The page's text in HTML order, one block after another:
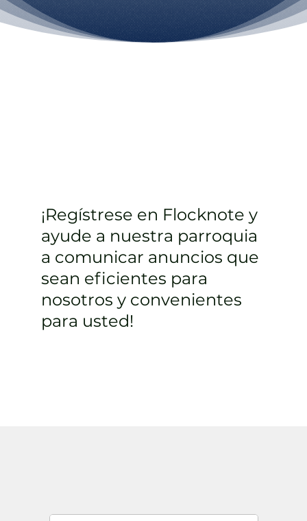
¡Regístrese en Flocknote y
ayude a nuestra parroquia
a comunicar anuncios que
sean eficientes para
nosotros y convenientes
para usted!